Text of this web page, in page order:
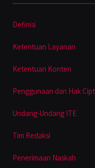
Definisi
Ketentuan Layanan
Ketentuan Konten
Penggunaan dan Hak
Undang-Undang ITE
Tim Redaksi
Penerimaan Naskah